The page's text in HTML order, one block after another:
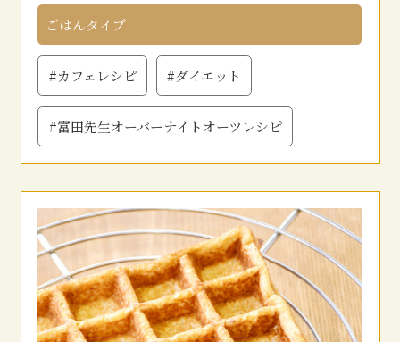
ごはんタイプ
#カフェレシピ #ダイエット
#富田先生オーバーナイトオーツレシピ